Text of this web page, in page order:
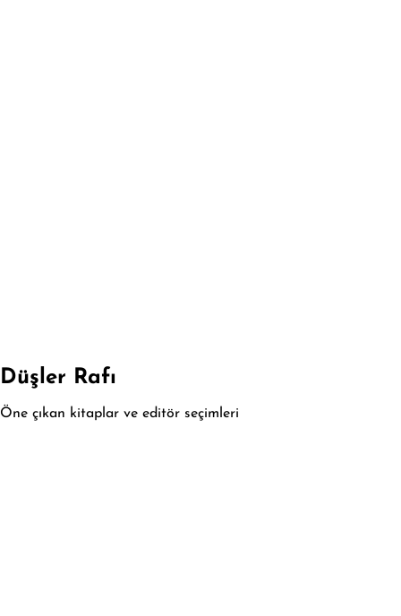
Düşler Rafı
Öne çıkan kitaplar ve editör seçimleri